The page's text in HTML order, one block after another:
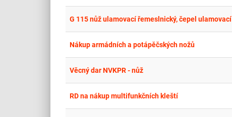
G 115 nůž ulamovací řemeslnický, čepel ulamovací
Nákup armádních a potápěčských nožů
Věcný dar NVKPR - nůž
RD na nákup multifunkčních kleští